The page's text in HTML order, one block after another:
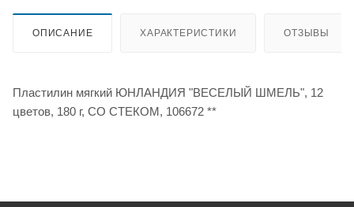
ОПИСАНИЕ ХАРАКТЕРИСТИКИ ОТЗЫВЫ
Пластилин мягкий ЮНЛАНДИЯ "ВЕСЕЛЫЙ ШМЕЛЬ", 12
цветов, 180 г, СО СТЕКОМ, 106672 **